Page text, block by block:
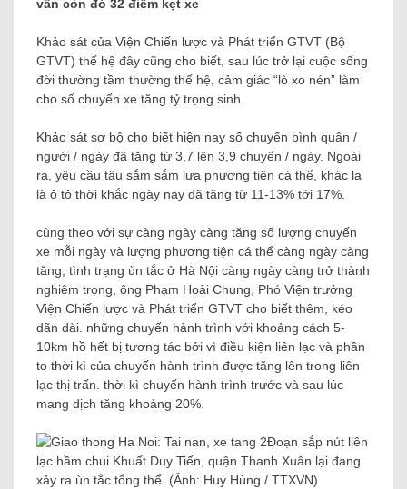
vẫn còn đó 32 điểm kẹt xe
Khảo sát của Viện Chiến lược và Phát triển GTVT (Bộ
GTVT) thế hệ đây cũng cho biết, sau lúc trở lại cuộc sống
đời thường tầm thường thế hệ, cảm giác “lò xo nén” làm
cho số chuyến xe tăng tỷ trọng sinh.
Khảo sát sơ bộ cho biết hiện nay số chuyến bình quân /
người / ngày đã tăng từ 3,7 lên 3,9 chuyến / ngày. Ngoài
ra, yêu cầu tậu sắm sắm lựa phương tiện cá thể, khác lạ
là ô tô thời khắc ngày nay đã tăng từ 11-13% tới 17%.
cùng theo với sự càng ngày càng tăng số lượng chuyến
xe mỗi ngày và lượng phương tiện cá thể càng ngày càng
tăng, tình trạng ùn tắc ở Hà Nội càng ngày càng trở thành
nghiêm trọng, ông Phạm Hoài Chung, Phó Viện trưởng
Viện Chiến lược và Phát triển GTVT cho biết thêm, kéo
dãn dài. những chuyến hành trình với khoảng cách 5-
10km hồ hết bị tương tác bởi vì điều kiện liên lạc và phần
to thời kì của chuyến hành trình được tăng lên trong liên
lạc thị trấn. thời kì chuyến hành trình trước và sau lúc
mang dịch tăng khoảng 20%.
Đoạn sắp nút liên
lạc hầm chui Khuất Duy Tiến, quận Thanh Xuân lại đang
xảy ra ùn tắc tổng thể. (Ảnh: Huy Hùng / TTXVN)